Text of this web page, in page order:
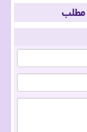
مطلب